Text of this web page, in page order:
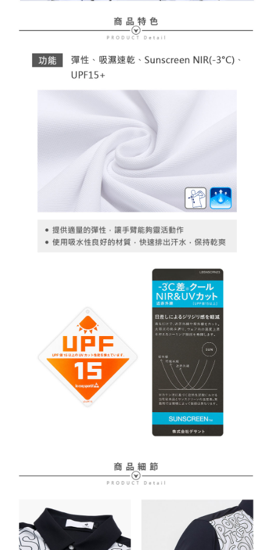
AFTEEの初回ご利用の際に、審査を通過すれば、最高額がNT$10,000にな
ります。支払い期限を過ぎた場合、その金額に基づいて年利20%の遅延滞
の同意を得ればAFTEEをご利用いただけます。
にご連絡ください。上記に示した個人情報を、必要な購入注文書とあわせ
てAFTEEにご提供いただく、またはAFTEEにあなたの個人情報の収集、処
理、利用を許可することににご同意いただけない場合は、当サービスを選